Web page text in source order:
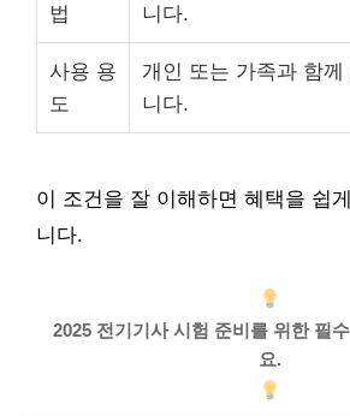
법
니다.
사용 용
도
개인 또는 가족과 함
니다.
이 조건을 잘 이해하면 혜택을 쉽
니다.
2025 전기기사 시험 준비를 위한 필
요.